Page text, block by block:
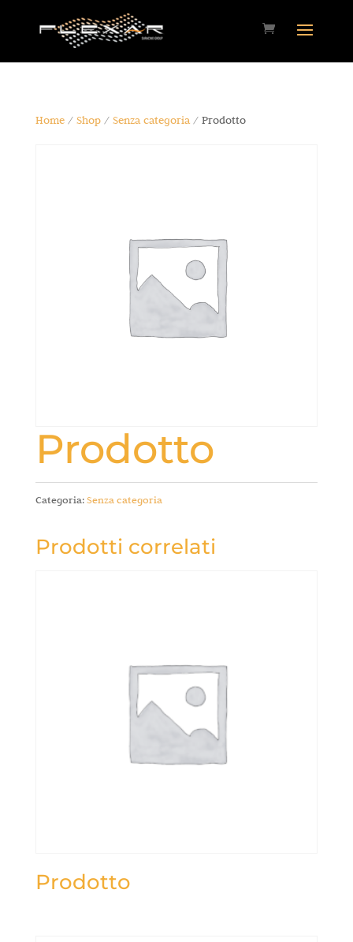
Home/ Shop/ Senza categoria/ Prodotto
Prodotto
Categoria:Senza categoria
Prodotti correlati
Prodotto